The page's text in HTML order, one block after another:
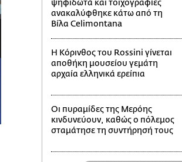
ψηφιδωτά και τοιχογραφίες
ανακαλύφθηκε κάτω από τη
Βίλα Celimontana
Η Κόρινθος του Rossini γίνεται
αποθήκη μουσείου γεμάτη
αρχαία ελληνικά ερείπια
Οι πυραμίδες της Μερόης
κινδυνεύουν, καθώς ο πόλεμος
σταμάτησε τη συντήρησή τους